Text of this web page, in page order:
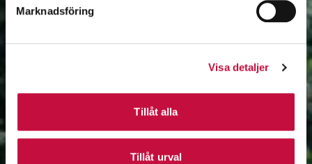
Marknadsföring
Visa detaljer
Tillåt alla
Tillåt urval